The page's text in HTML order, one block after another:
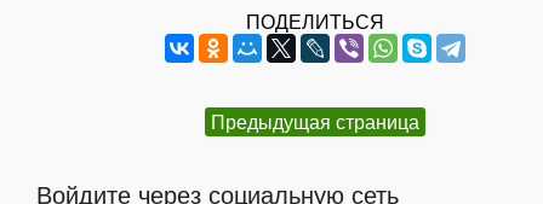
ПОДЕЛИТЬСЯ
Предыдущая страница
Войдите через социальную сеть